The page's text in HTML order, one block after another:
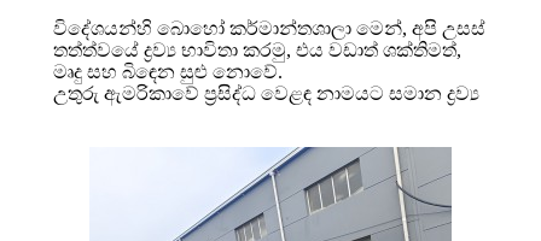
විදේශයන්හි බොහෝ කර්මාන්තශාලා මෙන්, අපි උසස්
තත්ත්වයේ ද්‍රව්‍ය භාවිතා කරමු, එය වඩාත් ශක්තිමත්,
මෘදු සහ බිඳෙන සුළු නොවේ.
උතුරු ඇමරිකාවේ ප්‍රසිද්ධ වෙළඳ නාමයට සමාන ද්‍රව්‍ය